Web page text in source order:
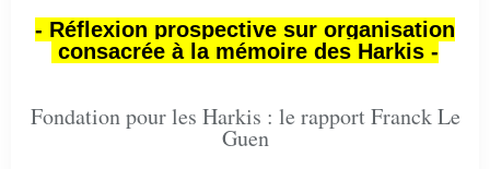
- Réflexion prospective sur organisation
consacrée à la mémoire des Harkis -
Fondation pour les Harkis : le rapport Franck Le
Guen